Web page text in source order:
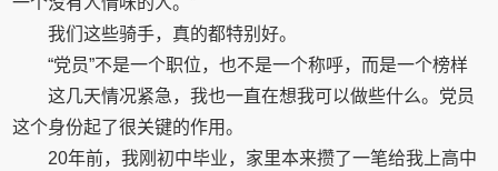
我们这些骑手，真的都特别好。
“党员”不是一个职位，也不是一个称呼，而是一个榜样
这几天情况紧急，我也一直在想我可以做些什么。党员
这个身份起了很关键的作用。
20年前，我刚初中毕业，家里本来攒了一笔给我上高中